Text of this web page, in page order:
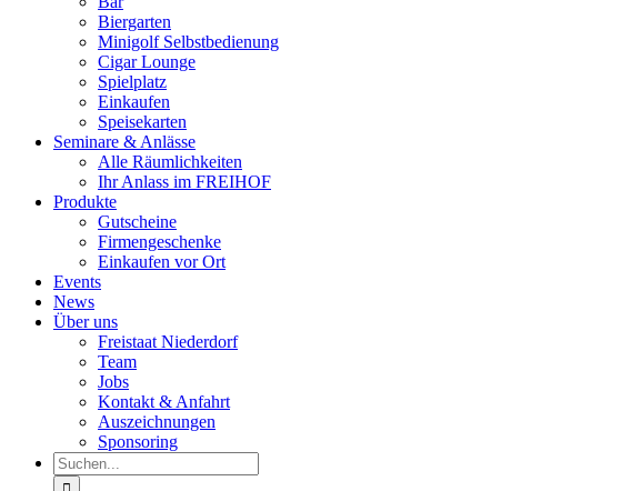
Biergarten
Minigolf Selbstbedienung
Cigar Lounge
Spielplatz
Einkaufen
Speisekarten
Seminare & Anlässe
Alle Räumlichkeiten
Ihr Anlass im FREIHOF
Produkte
Gutscheine
Firmengeschenke
Einkaufen vor Ort
Events
News
Über uns
Freistaat Niederdorf
Team
Jobs
Kontakt & Anfahrt
Auszeichnungen
Sponsoring
Suche
nach: